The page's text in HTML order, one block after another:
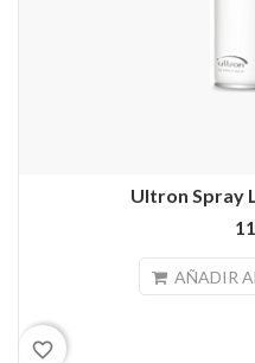
Ultron Spray
AÑADIR
favorite_border